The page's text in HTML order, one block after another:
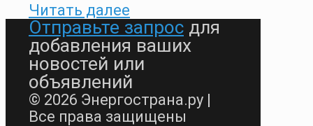
Читать далее
Отправьте запрос для
добавления ваших
новостей или
объявлений
© 2026 Энергострана.ру |
Все права защищены